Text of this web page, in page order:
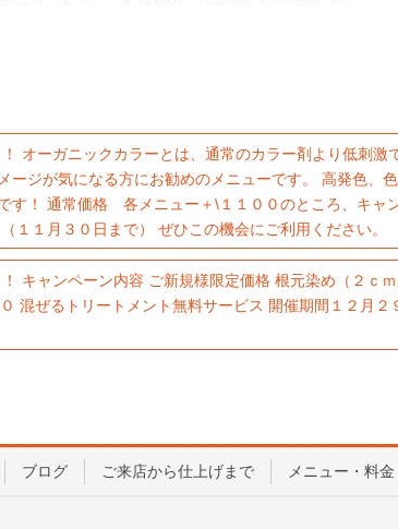
オーガニックカラーとは、通常のカラー剤より低刺激
ージが気になる方にお勧めのメニューです。 高発色、
す！ 通常価格 各メニュー＋\１１００のところ、キャ
１１月３０日まで） ぜひこの機会にご利用ください。
キャンペーン内容 ご新規様限定価格 根元染め（２ｃｍ
混ぜるトリートメント無料サービス 開催期間１２月２
ブログ ご来店から仕上げまで メニュー・料金